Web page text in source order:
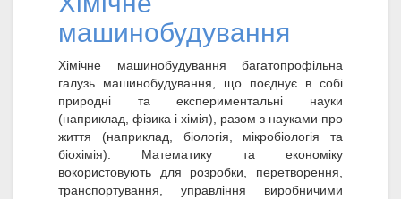
машинобудування
Хімічне машинобудування багатопрофільна
галузь машинобудування, що поєднує в собі
природні та експериментальні науки
(наприклад, фізика і хімія), разом з науками про
життя (наприклад, біологія, мікробіологія та
біохімія). Математику та економіку
вокористовують для розробки, перетворення,
транспортування, управління виробничими